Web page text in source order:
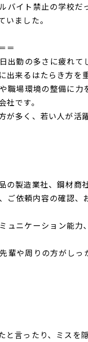
バイト禁止の学校
ました。
＝
出勤の多さに疲れ
来るはたらき方を
職場環境の整備に
です。
多く、若い人が活
製造業社、鋼材商
ご依頼内容の確認
ュニケーション能
輩や周りの方がし
言ったり、ミスを